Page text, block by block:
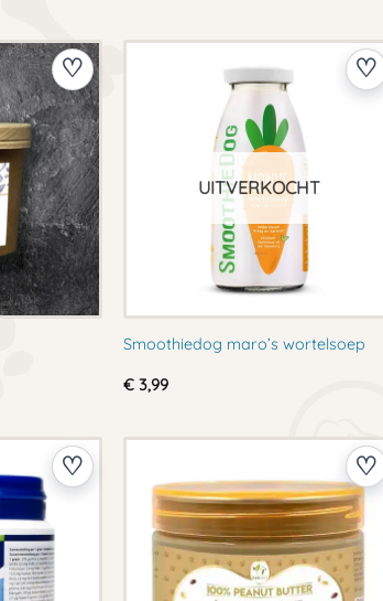
UITVERKOCHT
Smoothiedog maro’s wortelsoep
€ 3,99